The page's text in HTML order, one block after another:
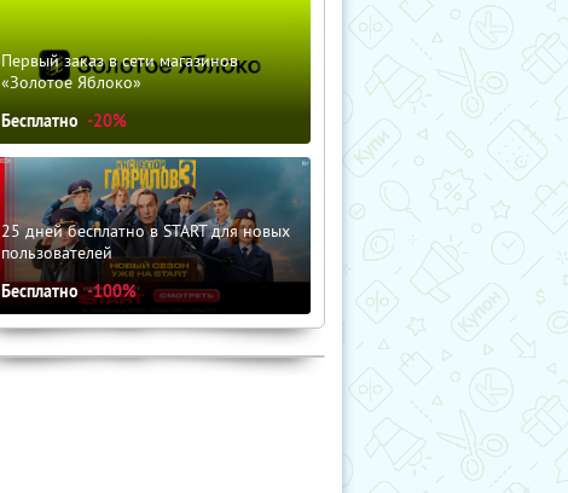
Первый заказ в сети магазинов
«Золотое Яблоко»
Бесплатно -20%
25 дней бесплатно в START для новых
пользователей
Бесплатно -100%